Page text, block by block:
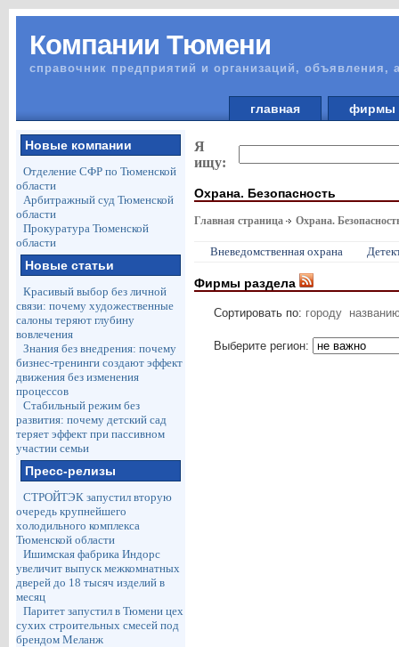
Компании Тюмени
справочник предприятий и организаций, объявления,
главная
Новые компании
Отделение СФР по Тюменской
области
Арбитражный суд Тюменской
области
Прокуратура Тюменской
области
Новые статьи
Красивый выбор без личной
связи: почему художественные
салоны теряют глубину
вовлечения
Знания без внедрения: почему
бизнес-тренинги создают эффект
движения без изменения
процессов
Стабильный режим без
развития: почему детский сад
теряет эффект при пассивном
участии семьи
Пресс-релизы
СТРОЙТЭК запустил вторую
очередь крупнейшего
холодильного комплекса
Тюменской области
Ишимская фабрика Индорс
увеличит выпуск межкомнатных
дверей до 18 тысяч изделий в
месяц
Паритет запустил в Тюмени цех
сухих строительных смесей под
брендом Меланж
Я
ищу:
Охрана. Безопасность
Главная страница Охрана.
Вневедомственная охрана
Фирмы раздела
Сортировать по: городу
Выберите регион: